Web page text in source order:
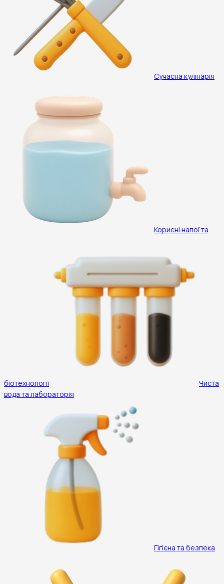
Сучасна кулінарія
Корисні напої та
біотехнології
Чиста
вода та лабораторія
Гігієна та безпека